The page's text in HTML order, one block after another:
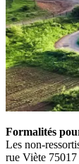
Formalités
Les non-
rue Viète